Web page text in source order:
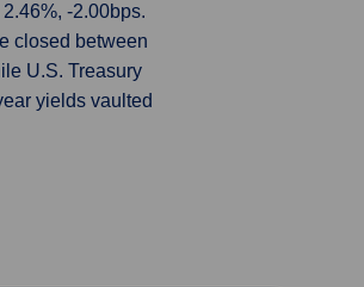
-2.00bps.
closed between
U.S. Treasury
yields vaulted